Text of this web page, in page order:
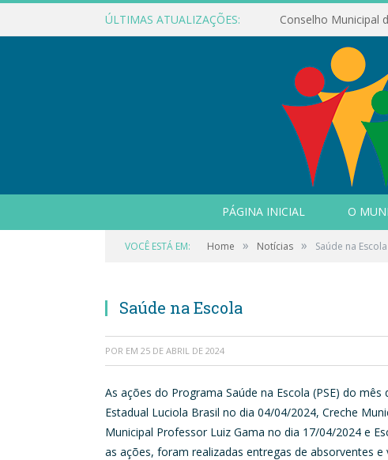
ÚLTIMAS ATUALIZAÇÕES:
PÁGINA INICIAL O
VOCÊ ESTÁ EM: Home » Notícias » Saúde na Escola
Saúde na Escola
POR EM 25 DE ABRIL DE 2024
As ações do Programa Saúde na Escola (PSE) do
Estadual Luciola Brasil no dia 04/04/2024, Creche
Municipal Professor Luiz Gama no dia 17/04/2024 e
as ações, foram realizadas entregas de absorventes